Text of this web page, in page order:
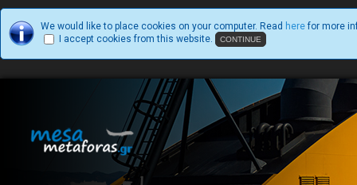
We would like to place cookies on your computer. Read here for more
I accept cookies from this website.